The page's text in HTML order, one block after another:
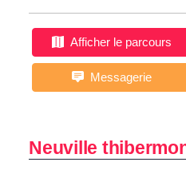
Afficher le parcours
Messagerie
Neuville